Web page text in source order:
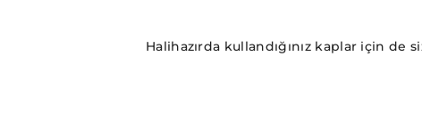
Halihazırda kullandığınız kaplar için